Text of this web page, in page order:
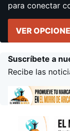
para conectar
VER
Suscríbete a
Recibe las